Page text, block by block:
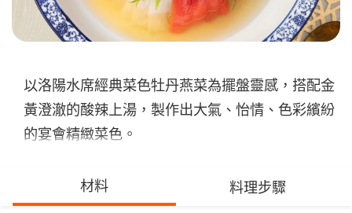
以洛陽水席經典菜色牡丹燕菜為擺盤靈感，搭配金
黃澄澈的酸辣上湯，製作出大氣、怡情、色彩繽紛
的宴會精緻菜色。
材料 料理步驟